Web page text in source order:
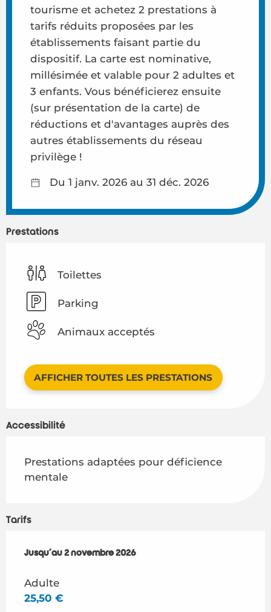
tourisme et achetez 2 prestations à
tarifs réduits proposées par les
établissements faisant partie du
dispositif. La carte est nominative,
millésimée et valable pour 2 adultes et
3 enfants. Vous bénéficierez ensuite
(sur présentation de la carte) de
réductions et d'avantages auprès des
autres établissements du réseau
privilège !
Du 1 janv. 2026 au 31 déc. 2026
Prestations
Toilettes
Parking
Animaux acceptés
AFFICHER TOUTES LES PRESTATIONS
Accessibilité
Prestations adaptées pour déficience
mentale
Tarifs
Du4 avril 2026au2 novembre 2026
Jusqu'au 2 novembre 2026
Adulte
25,50 €